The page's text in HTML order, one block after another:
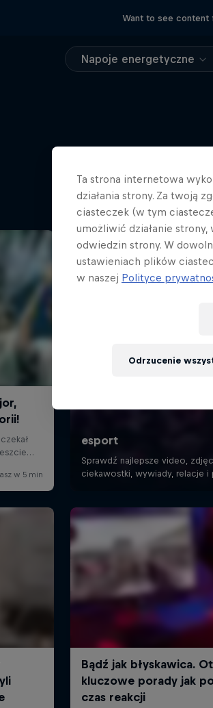
Want to see content
Napoje energetyczne
Ta strona internetowa
działania strony. Za twoją
ciasteczek (w tym
umożliwić działanie
odwiedzin strony. W
ustawieniach plików
w naszej Polityce
Odrzucenie